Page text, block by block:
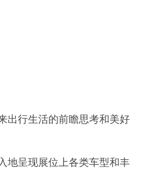
出行生活的前瞻思考和美好
地呈现展位上各类车型和丰